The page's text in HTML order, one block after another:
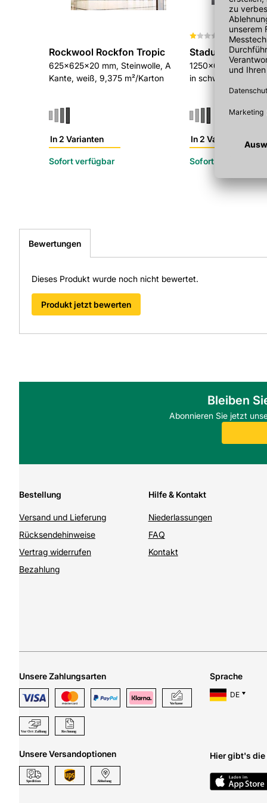
Rockwool Rockfon Tropic
625x625x20 mm, Steinwolle, A
Kante, weiß, 9,375 m²/Karton
In 2 Varianten
Sofort verfügbar
(1)
Stadur Süd
1250x625x30 mm,
in schwarzer B1 Folie
In 2 Varianten
Sofort verfügbar
Bewertungen
Dieses Produkt wurde noch nicht bewertet.
Produkt jetzt bewerten
Bleiben
Abonnieren Sie jetzt
Bestellung
Versand und Lieferung
Rücksendehinweise
Vertrag widerrufen
Bezahlung
Hilfe & Kontakt
Niederlassungen
FAQ
Kontakt
Unsere Zahlungsarten
Unsere Versandoptionen
Sprache
DE
Hier gibt's